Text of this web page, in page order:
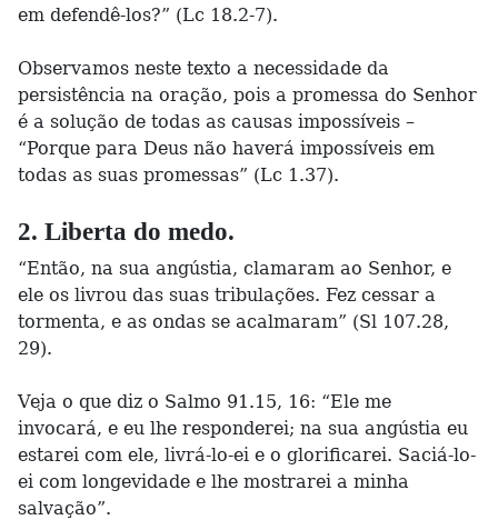
em defendê-los?” (Lc 18.2-7).
Observamos neste texto a necessidade da
persistência na oração, pois a promessa do Senhor
é a solução de todas as causas impossíveis –
“Porque para Deus não haverá impossíveis em
todas as suas promessas” (Lc 1.37).
2. Liberta do medo.
“Então, na sua angústia, clamaram ao Senhor, e
ele os livrou das suas tribulações. Fez cessar a
tormenta, e as ondas se acalmaram” (Sl 107.28,
29).
Veja o que diz o Salmo 91.15, 16: “Ele me
invocará, e eu lhe responderei; na sua angústia eu
estarei com ele, livrá-lo-ei e o glorificarei. Saciá-lo-
ei com longevidade e lhe mostrarei a minha
salvação”.